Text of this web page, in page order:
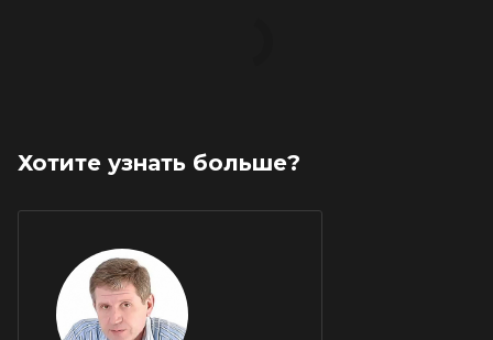
Хотите узнать больше?